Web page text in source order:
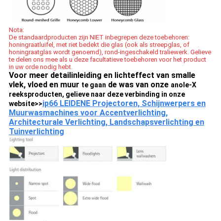
Nota:
De standaardproducten zijn NIET inbegrepen deze toebehoren:
honingraatluifel, met riet bedekt die glas (ook als streepglas, of
honingraatglas wordt genoemd), rond-ingeschakeld traliewerk. Gelieve
te delen ons mee als u deze facultatieve toebehoren voor het product
in uw orde nodig hebt.
Voor meer detailinleiding en lichteffect van smalle
vlek, vloed en muur te gaan de was van onze anole-X
reeksproducten, gelieve naar deze verbinding in onze
website>>ip66 LEIDENE Projectoren, Schijnwerpers en
Muurwasmachines voor Accentverlichting,
Architecturale Verlichting, Landschapsverlichting en
Tuinverlichting